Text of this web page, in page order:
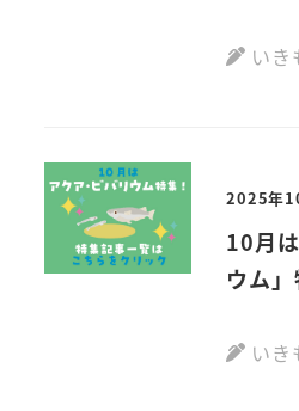
いき
2025年
10月
ウム
いき